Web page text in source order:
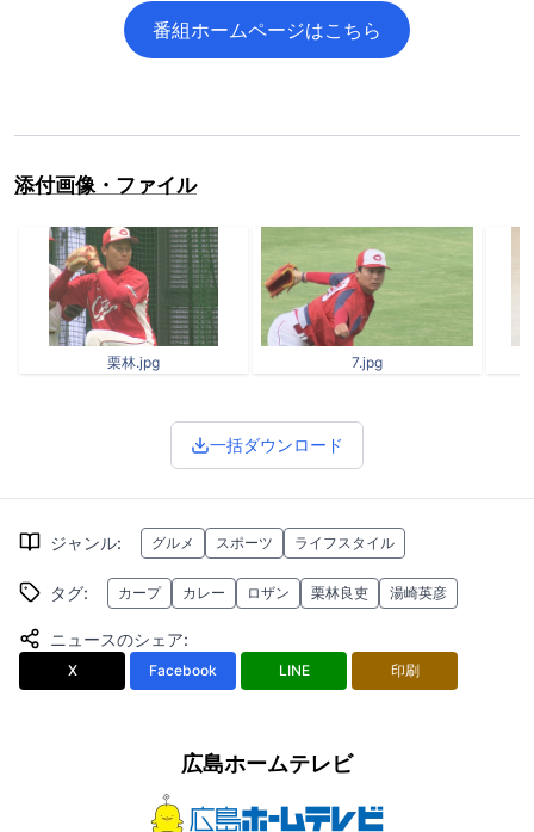
番組ホームページはこちら
添付画像・ファイル
栗林.jpg 7.jpg
一括ダウンロード
ジャンル: グルメ スポーツ ライフスタイル
タグ: カープ カレー ロザン 栗林良吏 湯崎英彦
ニュースのシェア:
X Facebook LINE 印刷
広島ホームテレビ